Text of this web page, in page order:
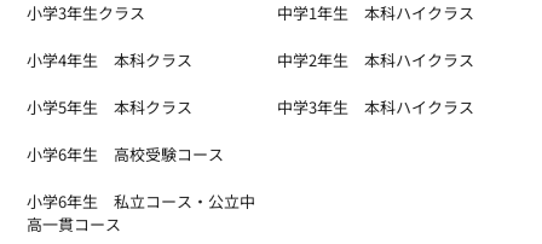
小学3年生クラス
小学4年生 本科クラス
小学5年生 本科クラス
小学6年生 高校受験コース
小学6年生 私立コース・公立中
高一貫コース
中学1年生 本科ハイクラス
中学2年生 本科ハイクラス
中学3年生 本科ハイクラス